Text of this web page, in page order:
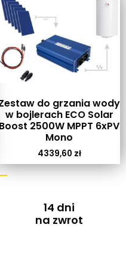
do grzania wody
w bojlerach ECO Solar
Boost 2500W MPPT 6xPV
Mono
4339,60 zł
14 dni
na zwrot